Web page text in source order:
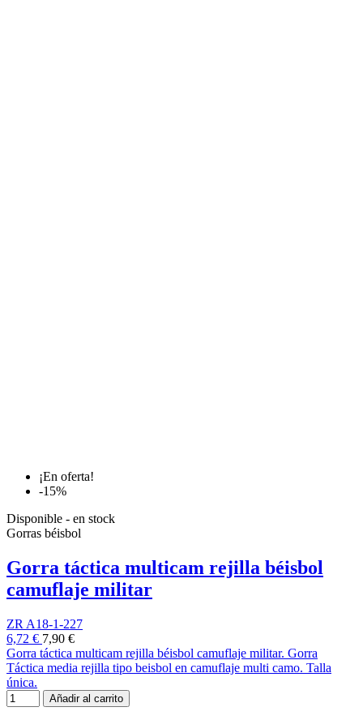
¡En oferta!
-15%
Disponible - en stock
Gorras béisbol
Gorra táctica multicam rejilla béisbol
camuflaje militar
ZR A18-1-227
6,72 € 7,90 €
Gorra táctica multicam rejilla béisbol camuflaje militar. Gorra
Táctica media rejilla tipo beisbol en camuflaje multi camo. Talla
única.
Añadir al carrito